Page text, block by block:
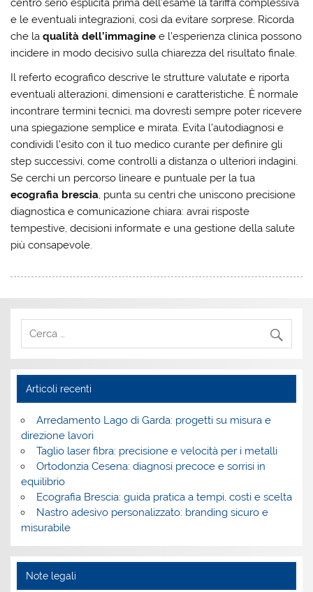
e le eventuali integrazioni, così da evitare sorprese. Ricorda
che laqualità dell’immagine e l’esperienza clinica possono
incidere in modo decisivo sulla chiarezza del risultato finale.
Il referto ecografico descrive le strutture valutate e riporta
eventuali alterazioni, dimensioni e caratteristiche. È normale
incontrare termini tecnici, ma dovresti sempre poter ricevere
una spiegazione semplice e mirata. Evita l’autodiagnosi e
condividi l’esito con il tuo medico curante per definire gli
step successivi, come controlli a distanza o ulteriori indagini.
Se cerchi un percorso lineare e puntuale per la tua
ecografia brescia, punta su centri che uniscono precisione
diagnostica e comunicazione chiara: avrai risposte
tempestive, decisioni informate e una gestione della salute
più consapevole.
Articoli recenti
Arredamento Lago di Garda: progetti su misura e
direzione lavori
Taglio laser fibra: precisione e velocità per i metalli
Ortodonzia Cesena: diagnosi precoce e sorrisi in
equilibrio
Ecografia Brescia: guida pratica a tempi, costi e scelta
Nastro adesivo personalizzato: branding sicuro e
misurabile
Note legali